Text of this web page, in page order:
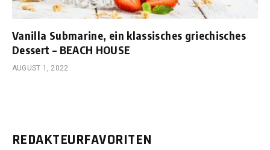
Vanilla Submarine, ein klassisches griechisches
Dessert – BEACH HOUSE
AUGUST 1, 2022
REDAKTEURFAVORITEN